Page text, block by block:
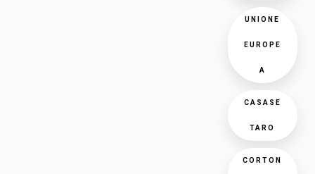
UNIONE
EUROPE
A
CASASE
TARO
CORTON